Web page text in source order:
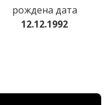
рождена дата
12.12.1992